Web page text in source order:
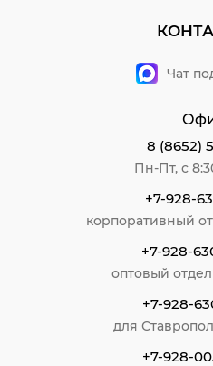
Чат
8 (8652)
Пн-Пт, с
+7-928-
корпоративный
+7-928-
оптовый
+7-928-
для
+7-928-